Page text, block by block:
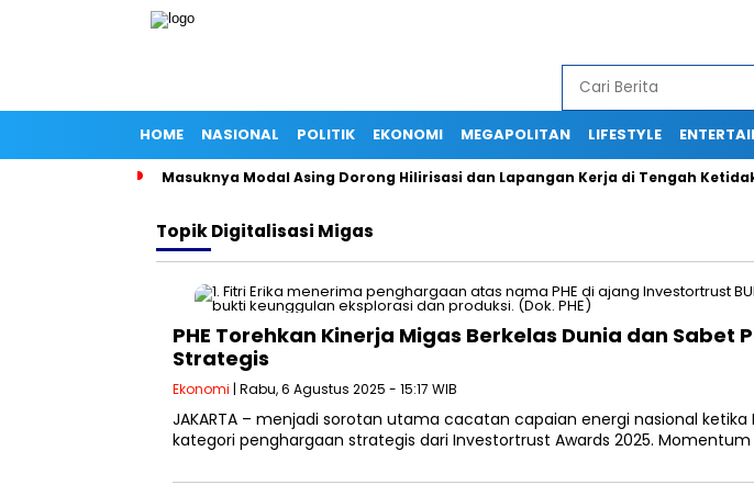
HOME NASIONAL POLITIK EKONOMI MEGAPOLITAN LIFESTYLE
Masuknya Modal Asing Dorong Hilirisasi dan Lapangan Kerja di Tengah
TopikDigitalisasi Migas
PHE Torehkan Kinerja Migas Berkelas Dunia dan Sabet
Strategis
Ekonomi | Rabu, 6 Agustus 2025 - 15:17 WIB
JAKARTA – menjadi sorotan utama cacatan capaian energi nasional ketika
kategori penghargaan strategis dari Investortrust Awards 2025.